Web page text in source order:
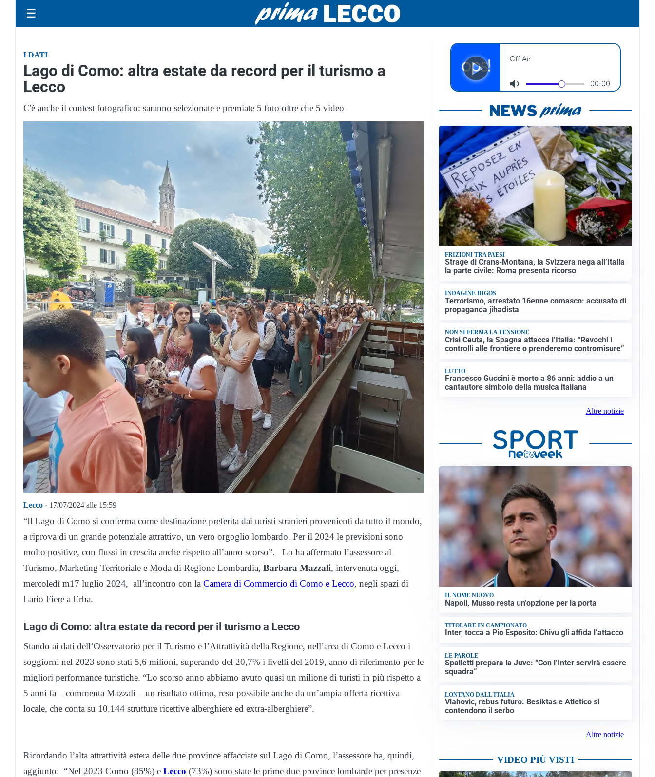
☰
I DATI
Lago di Como: altra estate da record per il turismo a
Lecco
C'è anche il contest fotografico: saranno selezionate e premiate 5 foto oltre che 5 video
Lecco · 17/07/2024 alle 15:59
“Il Lago di Como si conferma come destinazione preferita dai turisti stranieri provenienti da tutto il mondo,
a riprova di un grande potenziale attrattivo, un vero orgoglio lombardo. Per il 2024 le previsioni sono
molto positive, con flussi in crescita anche rispetto all’anno scorso”. Lo ha affermato l’assessore al
Turismo, Marketing Territoriale e Moda di Regione Lombardia, Barbara Mazzali, intervenuta oggi,
mercoledì m17 luglio 2024, all’incontro con la Camera di Commercio di Como e Lecco, negli spazi di
Lario Fiere a Erba.
Lago di Como: altra estate da record per il turismo a Lecco
Stando ai dati dell’Osservatorio per il Turismo e l’Attrattività della Regione, nell’area di Como e Lecco i
soggiorni nel 2023 sono stati 5,6 milioni, superando del 20,7% i livelli del 2019, anno di riferimento per le
migliori performance turistiche. “Lo scorso anno abbiamo avuto quasi un milione di turisti in più rispetto a
5 anni fa – commenta Mazzali – un risultato ottimo, reso possibile anche da un’ampia offerta ricettiva
locale, che conta su 10.144 strutture ricettive alberghiere ed extra-alberghiere”.
Ricordando l’alta attrattività estera delle due province affacciate sul Lago di Como, l’assessore ha, quindi,
aggiunto: “Nel 2023 Como (85%) e Lecco (73%) sono state le prime due province lombarde per presenze
FRIZIONI TRA PAESI
Strage di Crans-Montana, la Svizzera nega all’Italia
la parte civile: Roma presenta ricorso
INDAGINE DIGOS
Terrorismo, arrestato 16enne comasco: accusato di
propaganda jihadista
NON SI FERMA LA TENSIONE
Crisi Ceuta, la Spagna attacca l’Italia: “Revochi i
controlli alle frontiere o prenderemo contromisure”
LUTTO
Francesco Guccini è morto a 86 anni: addio a un
cantautore simbolo della musica italiana
Altre notizie
IL NOME NUOVO
Napoli, Musso resta un’opzione per la porta
TITOLARE IN CAMPIONATO
Inter, tocca a Pio Esposito: Chivu gli affida l’attacco
LE PAROLE
Spalletti prepara la Juve: “Con l’Inter servirà essere
squadra”
LONTANO DALL'ITALIA
Vlahovic, rebus futuro: Besiktas e Atletico si
contendono il serbo
Altre notizie
VIDEO PIÙ VISTI